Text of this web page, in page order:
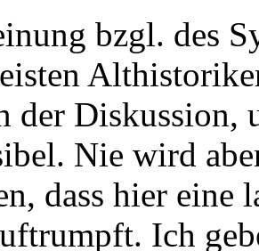
bzgl. des
der Diskussion,
Nie wird
dass hier eine
Ich